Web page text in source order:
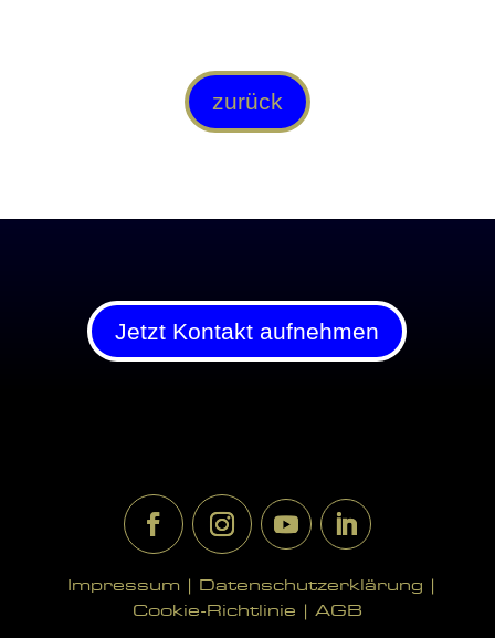
zurück
Jetzt Kontakt aufnehmen
Impressum |
Datenschutzerklärung |
Cookie-Richtlinie |
AGB